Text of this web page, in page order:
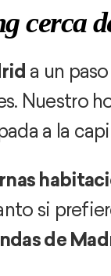
cerca
a un
Nuestro
a la
si
de